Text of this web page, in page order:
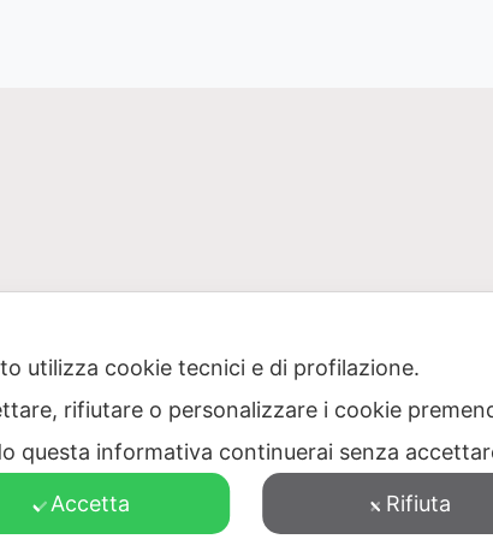
per il servizio di gestione dei rifiuti – Via Delle
– PEC: protocollo@pec.ager.puglia.it – TEL:
utilizza cookie tecnici e di profilazione.
rifiutare o personalizzare i cookie
questa informativa continuerai senza
Accetta Rifiuta